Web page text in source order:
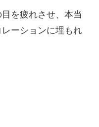
を疲れさせ、本当
ーションに埋もれ